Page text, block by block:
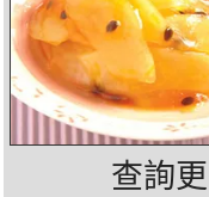
查詢